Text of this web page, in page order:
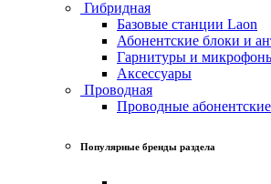
Гибридная
Базовые станции Laon
Абонентские блоки и
Гарнитуры и
Аксессуары
Проводная
Проводные
Популярные бренды раздела